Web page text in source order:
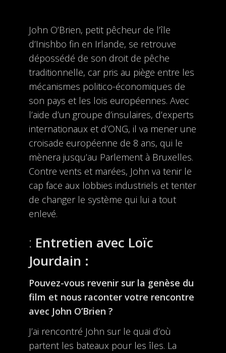
John O’Brien, petit pêcheur de l’île
d’Inishbo fin en Irlande, se retrouve
dépossédé de son droit de pêche
traditionnelle, car pris au piège entre les
mécanismes politico-économiques de
son pays et les lois européennes. Avec
l’aide d’un groupe d’insulaires, d’experts
internationaux et d’ONG, il va mener une
croisade européenne de 8 ans, qui le
mènera jusqu’au Parlement à Bruxelles.
Contre vents et marées, John va tenir le
cap face aux lobbies industriels et tenter
de changer le système qui lui a tout
enlevé.
Entretien avec Loïc
Jourdain :
Pouvez-vous revenir sur la genèse du
film et nous raconter votre rencontre
avec John O’Brien ?
J’ai rencontré John sur le quai d’où
partent les bateaux pour les îles. La